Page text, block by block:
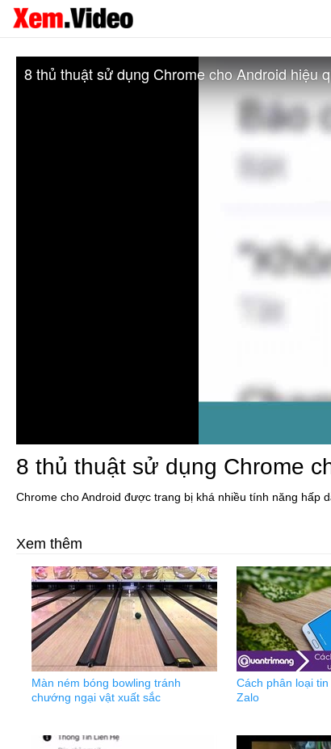
8 thủ thuật sử dụng Chrome cho Android hiệu
8 thủ thuật sử dụng Chrome
Chrome cho Android được trang bị khá nhiều tính năng hấp
Xem thêm
Màn ném bóng bowling tránh
chướng ngại vật xuất sắc
Cách phân loại
Zalo